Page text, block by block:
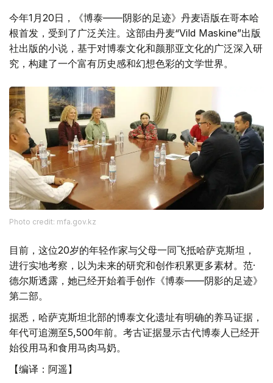
今年1月20日，《博泰——阴影的足迹》丹麦语版在哥本哈
根首发，受到了广泛关注。这部由丹麦“Vild Maskine”出版
社出版的小说，基于对博泰文化和颜那亚文化的广泛深入研
究，构建了一个富有历史感和幻想色彩的文学世界。
Photo credit: mfa.gov.kz
目前，这位20岁的年轻作家与父母一同飞抵哈萨克斯坦，
进行实地考察，以为未来的研究和创作积累更多素材。范·
德尔斯透露，她已经开始着手创作《博泰——阴影的足迹》
第二部。
据悉，哈萨克斯坦北部的博泰文化遗址有明确的养马证据，
年代可追溯至5,500年前。考古证据显示古代博泰人已经开
始役用马和食用马肉马奶。
【编译：阿遥】